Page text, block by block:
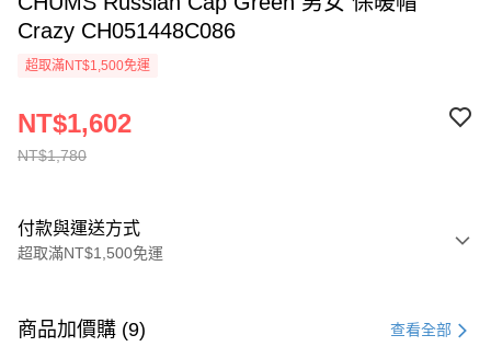
Crazy CH051448C086
超取滿NT$1,500免運
NT$1,780
NT$1,602
付款與運送方式
超取滿NT$1,500免運
信用卡一次付款
商品加價購 (9) 查看全部